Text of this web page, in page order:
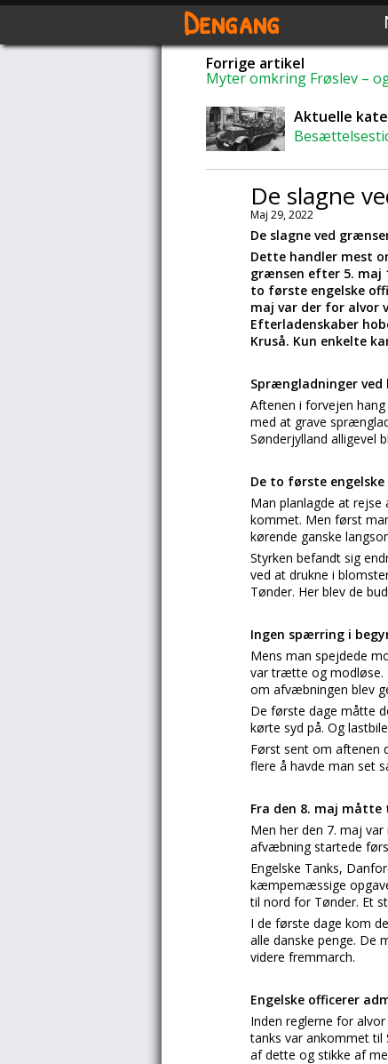
Dengang
Forrige artikel
Myter omkring Frøslev –
Aktuelle
De slagne
Maj 29, 2022
De slagne ved
Dette handler mest
grænsen efter 5. maj
to første engelske
maj var der for alvor
Efterladenskaber
Kruså. Kun enkelte
Sprængladninger ved
Aftenen i forvejen
med at grave
Sønderjylland alligevel
De to første
Man planlagde at
kommet. Men først
kørende ganske
Styrken befandt sig
ved at drukne i
Tønder. Her blev de
Ingen spærring i
Mens man spejdede
var trætte og modløse.
om afvæbningen blev
De første dage måtte
kørte syd på. Og
Først sent om aftenen
flere å havde man set
Fra den 8. maj måtte
Men her den 7. maj
afvæbning startede
Engelske Tanks,
kæmpemæssige
til nord for Tønder. Et
I de første dage kom
alle danske penge. De
videre fremmarch.
Engelske officerer
Inden reglerne for
tanks var ankommet til
af dette og stikke af